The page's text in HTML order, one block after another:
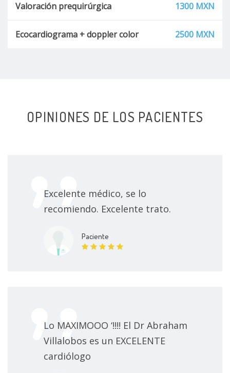
Valoración prequirúrgica 1300 MXN
Ecocardiograma + doppler color 2500 MXN
OPINIONES DE LOS PACIENTES
Excelente médico, se lo
recomiendo. Excelente trato.
Paciente
Lo MAXIMOOO ‘!!!! El Dr Abraham
Villalobos es un EXCELENTE
cardiólogo